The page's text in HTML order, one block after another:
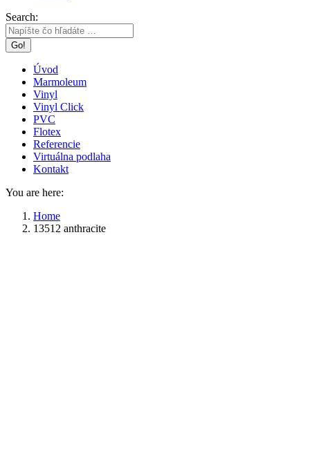
Search:
Úvod
Marmoleum
Vinyl
Vinyl Click
PVC
Flotex
Referencie
Virtuálna podlaha
Kontakt
You are here:
Home
13512 anthracite